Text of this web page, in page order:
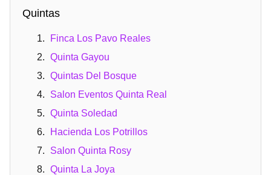
Quintas
Finca Los Pavo Reales
Quinta Gayou
Quintas Del Bosque
Salon Eventos Quinta Real
Quinta Soledad
Hacienda Los Potrillos
Salon Quinta Rosy
Quinta La Joya